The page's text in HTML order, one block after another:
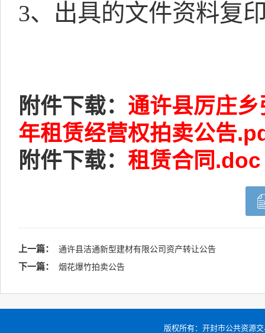
3、出具的文件资料复
附件下载： 通许县厉庄
年租赁经营权拍卖公告
附件下载： 租赁合同.doc
上一篇： 通许县洁通新型建材有限公司资产转让公告
下一篇： 烟花爆竹拍卖公告
版权所有： 开封市公共资源